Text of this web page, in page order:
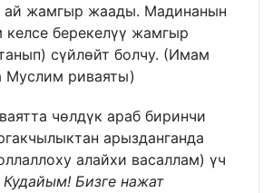
ай жамгыр жаады. Мадинанын
берекелүү жамгыр
сүйлөйт болчу. (Имам
Муслим риваяты)
чөлдүк араб биринчи
арызданганда
алайхи васаллам) үч
Кудайым! Бизге нажат